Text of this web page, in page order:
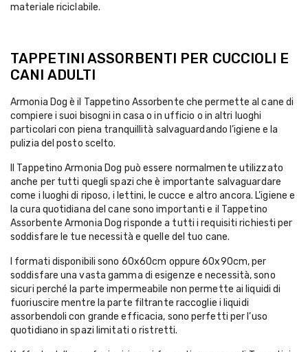
materiale riciclabile.
TAPPETINI ASSORBENTI PER CUCCIOLI E
CANI ADULTI
Armonia Dog è il Tappetino Assorbente che permette al cane di
compiere i suoi bisogni in casa o in ufficio o in altri luoghi
particolari con piena tranquillità salvaguardando l’igiene e la
pulizia del posto scelto.
Il Tappetino Armonia Dog può essere normalmente utilizzato
anche per tutti quegli spazi che è importante salvaguardare
come i luoghi di riposo, i lettini, le cucce e altro ancora. L’igiene e
la cura quotidiana del cane sono importanti e il Tappetino
Assorbente Armonia Dog risponde a tutti i requisiti richiesti per
soddisfare le tue necessità e quelle del tuo cane.
I formati disponibili sono 60x60cm oppure 60x90cm, per
soddisfare una vasta gamma di esigenze e necessità, sono
sicuri perché la parte impermeabile non permette ai liquidi di
fuoriuscire mentre la parte filtrante raccoglie i liquidi
assorbendoli con grande efficacia, sono perfetti per l’uso
quotidiano in spazi limitati o ristretti.